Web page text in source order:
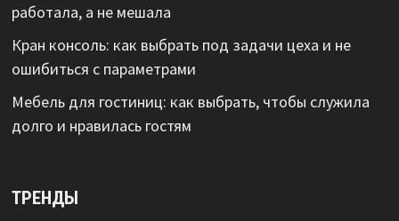
работала, а не мешала
Кран консоль: как выбрать под задачи цеха и не
ошибиться с параметрами
Мебель для гостиниц: как выбрать, чтобы служила
долго и нравилась гостям
ТРЕНДЫ